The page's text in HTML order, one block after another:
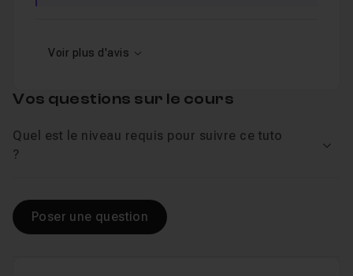
Voir plus d'avis
Vos questions sur le cours
Quel est le niveau requis pour suivre ce tuto
?
Poser une question